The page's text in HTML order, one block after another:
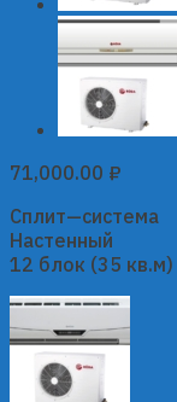
71,000.00 ₽
Сплит—система
Настенный
12 блок (35 кв.м)